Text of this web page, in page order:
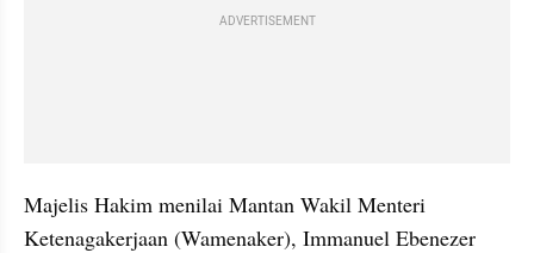
ADVERTISEMENT
Majelis Hakim menilai Mantan Wakil Menteri
Ketenagakerjaan (Wamenaker), Immanuel Ebenezer